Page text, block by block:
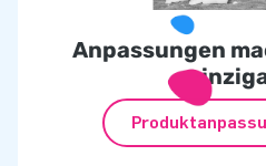
Anpassungen